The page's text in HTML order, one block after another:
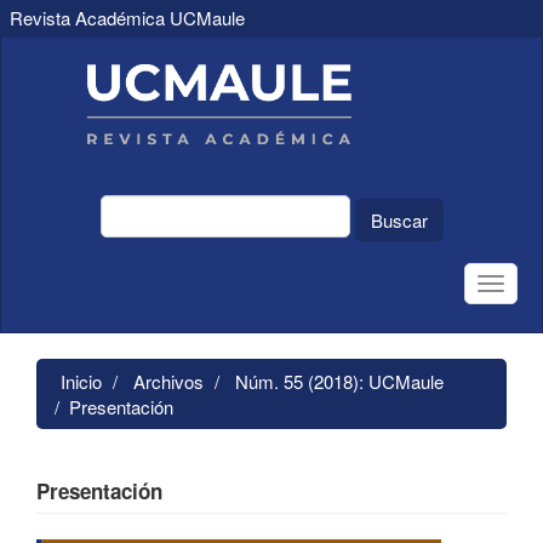
Revista Académica UCMaule
principal
Contenido
principal
Barra
Buscar
Toggle
Inicio Archivos
Núm. 55 (2018): UCMaule
Presentación
Presentación